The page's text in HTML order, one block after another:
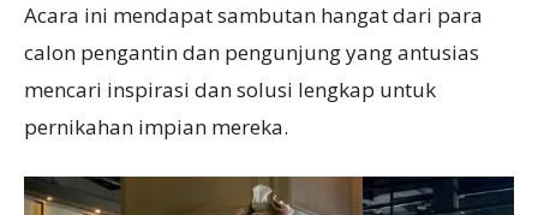
Acara ini mendapat sambutan hangat dari para
calon pengantin dan pengunjung yang antusias
mencari inspirasi dan solusi lengkap untuk
pernikahan impian mereka.